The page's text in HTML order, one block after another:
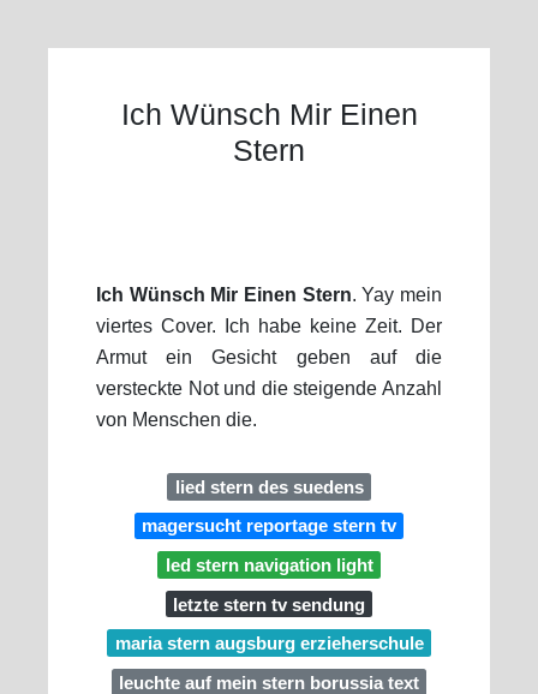
Ich Wünsch Mir Einen
Stern
Ich Wünsch Mir Einen Stern. Yay mein
viertes Cover. Ich habe keine Zeit. Der
Armut ein Gesicht geben auf die
versteckte Not und die steigende Anzahl
von Menschen die.
lied stern des suedens
magersucht reportage stern tv
led stern navigation light
letzte stern tv sendung
maria stern augsburg erzieherschule
leuchte auf mein stern borussia text